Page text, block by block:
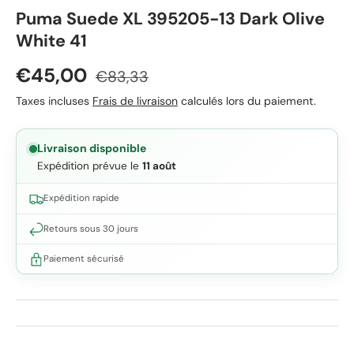
Puma Suede XL 395205-13 Dark Olive
White 41
Prix soldé
€45,00 Prix habituel
€83,33
Taxes incluses Frais de livraison calculés lors du paiement.
Livraison disponible
Expédition prévue le 11 août
Expédition rapide
Retours sous 30 jours
Paiement sécurisé